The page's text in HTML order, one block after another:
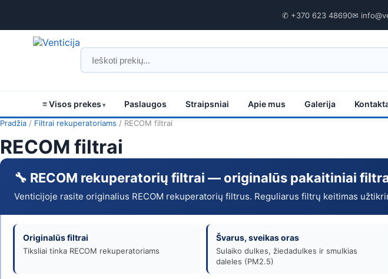
✆ +370 623 48690✉
≡ Visos prekes Paslaugos Straipsniai Apie mus Galerija
RECOM
filtrai
pirkti
internetu
Venticija
Pradžia / Filtrai rekuperatoriams / RECOM filtrai
RECOM filtrai
🔧 RECOM rekuperatorių filtrai — originalūs pakaitiniai
Venticijoje rasite originalius RECOM rekuperatorių filtrus. Reguliarus filtrų keitimas
Originalūs filtrai
Tiksliai tinka RECOM rekuperatoriams
Švarus, sveikas oras
Sulaiko dulkes, žiedadulkes ir smulkias
daleles (PM2.5)